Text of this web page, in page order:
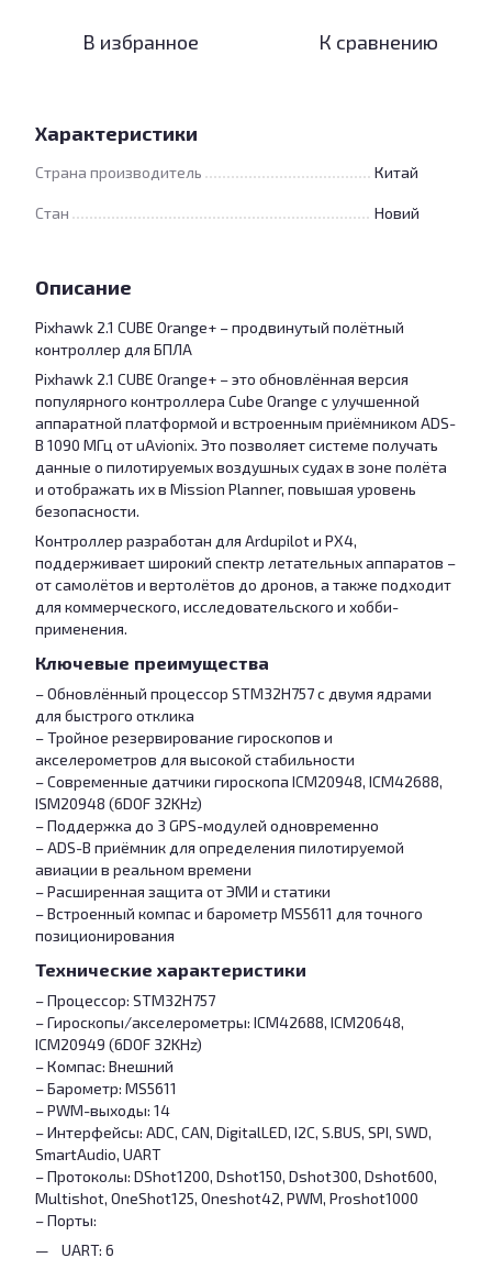
В избранное К сравнению
Характеристики
Страна производитель Китай
Стан Новий
Описание
Pixhawk 2.1 CUBE Orange+ – продвинутый полётный
контроллер для БПЛА
Pixhawk 2.1 CUBE Orange+ – это обновлённая версия
популярного контроллера Cube Orange с улучшенной
аппаратной платформой и встроенным приёмником ADS-
B 1090 МГц от uAvionix. Это позволяет системе получать
данные о пилотируемых воздушных судах в зоне полёта
и отображать их в Mission Planner, повышая уровень
безопасности.
Контроллер разработан для Ardupilot и PX4,
поддерживает широкий спектр летательных аппаратов –
от самолётов и вертолётов до дронов, а также подходит
для коммерческого, исследовательского и хобби-
применения.
Ключевые преимущества
– Обновлённый процессор STM32H757 с двумя ядрами
для быстрого отклика
– Тройное резервирование гироскопов и
акселерометров для высокой стабильности
– Современные датчики гироскопа ICM20948, ICM42688,
ISM20948 (6DOF 32KHz)
– Поддержка до 3 GPS-модулей одновременно
– ADS-B приёмник для определения пилотируемой
авиации в реальном времени
– Расширенная защита от ЭМИ и статики
– Встроенный компас и барометр MS5611 для точного
позиционирования
Технические характеристики
– Процессор: STM32H757
– Гироскопы/акселерометры: ICM42688, ICM20648,
ICM20949 (6DOF 32KHz)
– Компас: Внешний
– Барометр: MS5611
– PWM-выходы: 14
– Интерфейсы: ADC, CAN, DigitalLED, I2C, S.BUS, SPI, SWD,
SmartAudio, UART
– Протоколы: DShot1200, Dshot150, Dshot300, Dshot600,
Multishot, OneShot125, Oneshot42, PWM, Proshot1000
– Порты:
UART: 6